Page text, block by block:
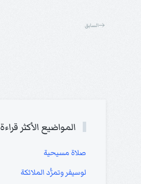
السابق
المواضيع الأكثر قراءة
صلاة مسيحية
لوسيفر وتمرُّد الملائكة